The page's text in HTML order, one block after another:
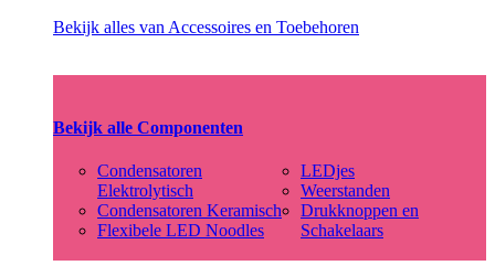
Bekijk alles van Accessoires en Toebehoren
Bekijk alle Componenten
Condensatoren
Elektrolytisch
Condensatoren Keramisch
Flexibele LED Noodles
LEDjes
Weerstanden
Drukknoppen en
Schakelaars